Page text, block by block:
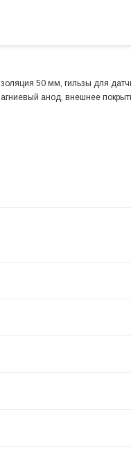
50 мм, гильзы для
анод, внешнее